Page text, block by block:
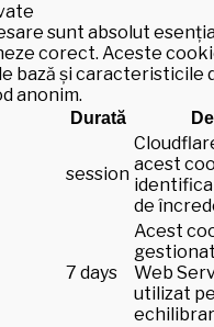
sunt absolut
corect. Aceste
bază și caracteristicile
anonim.
Durată
session acest
de
7 days
Acest
Web
utilizat